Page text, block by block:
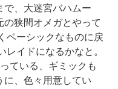
で、大迷宮バハムー
の狭間オメガとやって
ベーシックなものに戻
イドになるかなと。
ている、ギミックも
に、色々用意してい